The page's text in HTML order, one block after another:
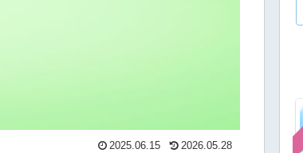
2025.06.15 2026.05.28